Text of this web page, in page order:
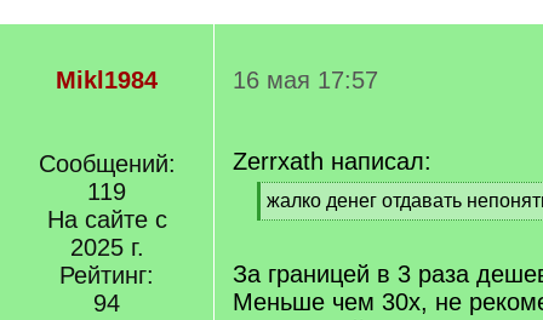
Mikl1984
Сообщений:
119
На сайте с
2025 г.
Рейтинг:
94
16 мая 17:57
Zerrxath написал:
[
q
жалко денег отдавать
[
q
]
За границей в 3 раза
Меньше чем 30x, не